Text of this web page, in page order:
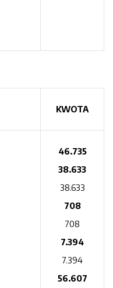
KWOTA
46.735
38.633
38.633
708
708
7.394
7.394
56.607